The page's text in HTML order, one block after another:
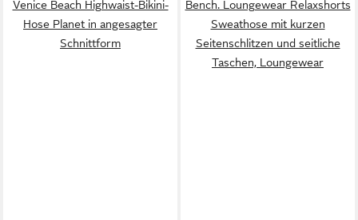
Venice Beach Highwaist-Bikini-
Hose Planet in angesagter
Schnittform
Bench. Loungewear Relaxshorts
Sweathose mit kurzen
Seitenschlitzen und seitliche
Taschen, Loungewear